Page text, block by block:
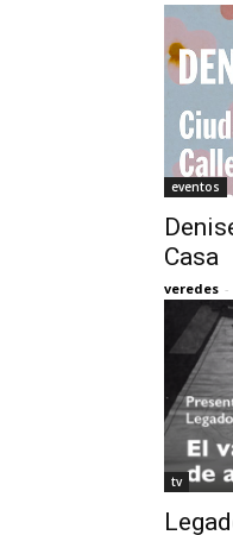
eventos
Casa
veredes -
tv